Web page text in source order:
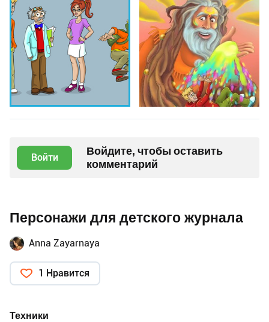
Войти
Войдите, чтобы оставить
комментарий
Персонажи для детского журнала
Anna Zayarnaya
1 Нравится
Техники